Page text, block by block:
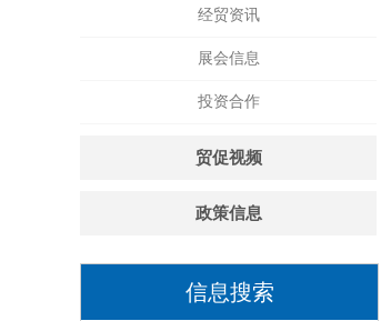
经贸资讯
展会信息
投资合作
贸促视频
政策信息
信息搜索